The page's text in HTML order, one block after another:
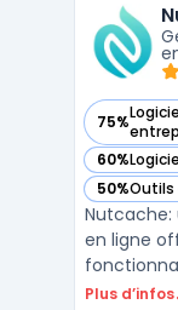
réel,
d'activité.
75%
— voir
60%
— voir
50%Outils
— voir
Nutcache:
en ligne
équipes
Plus d’infos